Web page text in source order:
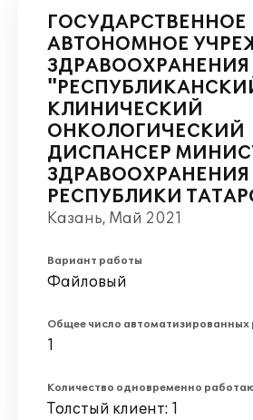
ГОСУДАРСТВЕННОЕ
АВТОНОМНОЕ
ЗДРАВООХРАНЕНИЯ
КЛИНИЧЕСКИЙ
ОНКОЛОГИЧЕСКИЙ
ДИСПАНСЕР
ЗДРАВООХРАНЕНИЯ
РЕСПУБЛИКИ
Казань, Май 2021
Вариант работы
Файловый
Общее число автоматизированных
1
Количество одновременно
Толстый клиент: 1